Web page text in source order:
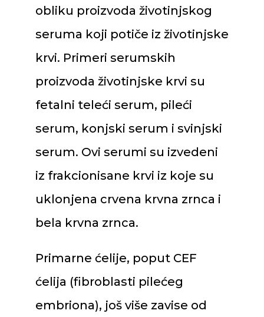
obliku proizvoda životinjskog
seruma koji potiče iz životinjske
krvi. Primeri serumskih
proizvoda životinjske krvi su
fetalni teleći serum, pileći
serum, konjski serum i svinjski
serum. Ovi serumi su izvedeni
iz frakcionisane krvi iz koje su
uklonjena crvena krvna zrnca i
bela krvna zrnca.
Primarne ćelije, poput CEF
ćelija (fibroblasti pilećeg
embriona), još više zavise od